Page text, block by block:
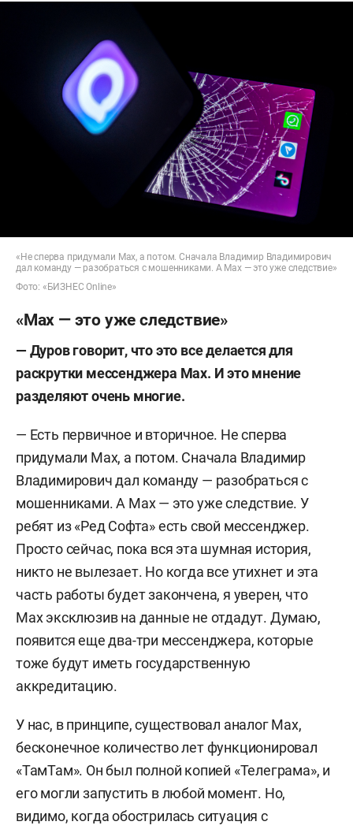
«Не сперва придумали Max, а потом. Сначала Владимир Владимирович
дал команду — разобраться с мошенниками. А Max — это уже следствие»
Фото: «БИЗНЕС Online»
«Max — это уже следствие»
— Дуров говорит, что это все делается для
раскрутки мессенджера Max. И это мнение
разделяют очень многие.
— Есть первичное и вторичное. Не сперва
придумали Max, а потом. Сначала Владимир
Владимирович дал команду — разобраться с
мошенниками. А Max — это уже следствие. У
ребят из «Ред Софта» есть свой мессенджер.
Просто сейчас, пока вся эта шумная история,
никто не вылезает. Но когда все утихнет и эта
часть работы будет закончена, я уверен, что
Max эксклюзив на данные не отдадут. Думаю,
появится еще два-три мессенджера, которые
тоже будут иметь государственную
аккредитацию.
У нас, в принципе, существовал аналог Max,
бесконечное количество лет функционировал
«ТамТам». Он был полной копией «Телеграма», и
его могли запустить в любой момент. Но,
видимо, когда обострилась ситуация с